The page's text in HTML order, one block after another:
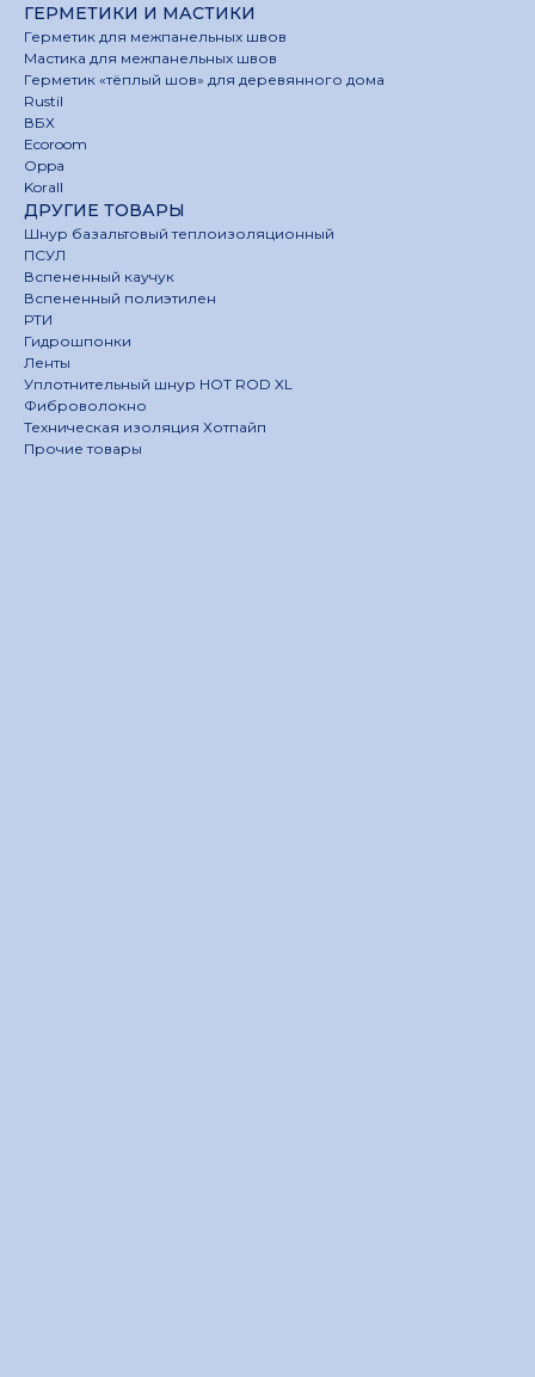
ГЕРМЕТИКИ И МАСТИКИ
Герметик для межпанельных швов
Мастика для межпанельных швов
Герметик «тёплый шов» для деревянного дома
Rustil
ВБХ
Ecoroom
Oppa
Korall
ДРУГИЕ ТОВАРЫ
Шнур базальтовый теплоизоляционный
ПСУЛ
Вспененный каучук
Вспененный полиэтилен
РТИ
Гидрошпонки
Ленты
Уплотнительный шнур HOT ROD XL
Фиброволокно
Техническая изоляция Хотпайп
Прочие товары